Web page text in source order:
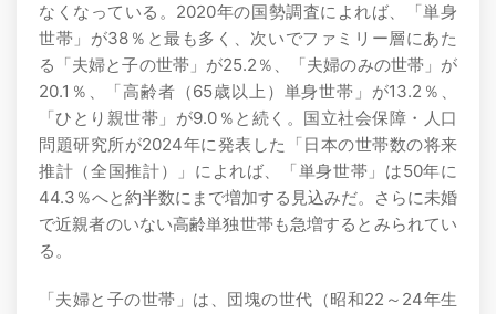
なくなっている。2020年の国勢調査によれば、「単身
世帯」が38％と最も多く、次いでファミリー層にあた
る「夫婦と子の世帯」が25.2％、「夫婦のみの世帯」が
20.1％、「高齢者（65歳以上）単身世帯」が13.2％、
「ひとり親世帯」が9.0％と続く。国立社会保障・人口
問題研究所が2024年に発表した「日本の世帯数の将来
推計（全国推計）」によれば、「単身世帯」は50年に
44.3％へと約半数にまで増加する見込みだ。さらに未婚
で近親者のいない高齢単独世帯も急増するとみられてい
る。
「夫婦と子の世帯」は、団塊の世代（昭和22～24年生